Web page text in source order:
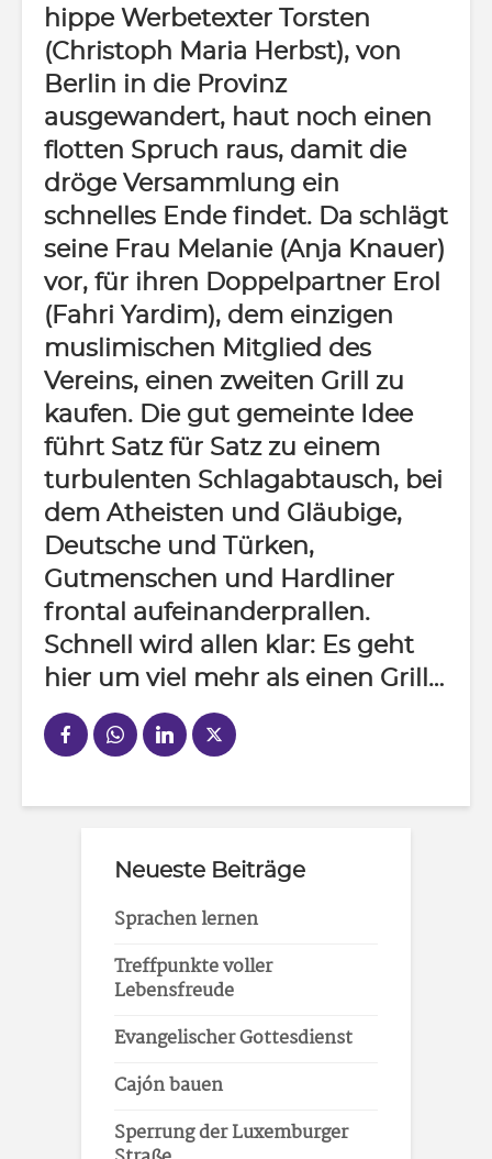
hippe Werbetexter Torsten
(Christoph Maria Herbst), von
Berlin in die Provinz
ausgewandert, haut noch einen
flotten Spruch raus, damit die
dröge Versammlung ein
schnelles Ende findet. Da schlägt
seine Frau Melanie (Anja Knauer)
vor, für ihren Doppelpartner Erol
(Fahri Yardim), dem einzigen
muslimischen Mitglied des
Vereins, einen zweiten Grill zu
kaufen. Die gut gemeinte Idee
führt Satz für Satz zu einem
turbulenten Schlagabtausch, bei
dem Atheisten und Gläubige,
Deutsche und Türken,
Gutmenschen und Hardliner
frontal aufeinanderprallen.
Schnell wird allen klar: Es geht
hier um viel mehr als einen Grill…
Neueste Beiträge
Sprachen lernen
Treffpunkte voller
Lebensfreude
Evangelischer Gottesdienst
Cajón bauen
Sperrung der Luxemburger